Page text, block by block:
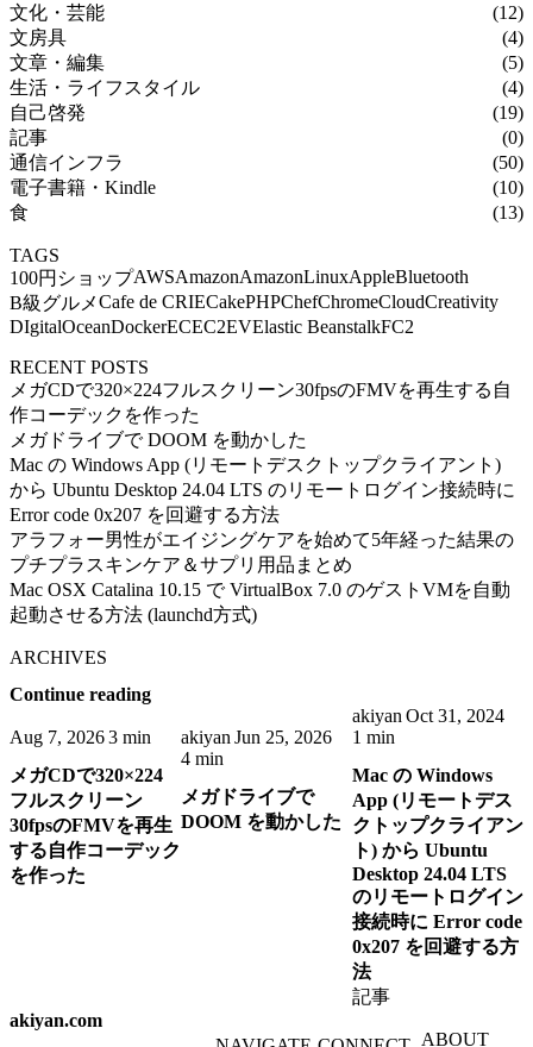
文化・芸能
(12)
文房具
(4)
文章・編集
(5)
生活・ライフスタイル
(4)
自己啓発
(19)
記事
(0)
通信インフラ
(50)
電子書籍・Kindle
(10)
食
(13)
TAGS
100円ショップAWSAmazonAmazonLinuxAppleBluetooth
B級グルメCafe de CRIECakePHPChefChromeCloudCreativity
DIgitalOceanDockerECEC2EVElastic BeanstalkFC2
RECENT POSTS
メガCDで320×224フルスクリーン30fpsのFMVを再生する自
作コーデックを作った
メガドライブで DOOM を動かした
Mac の Windows App (リモートデスクトップクライアント)
から Ubuntu Desktop 24.04 LTS のリモートログイン接続時に
Error code 0x207 を回避する方法
アラフォー男性がエイジングケアを始めて5年経った結果の
プチプラスキンケア＆サプリ用品まとめ
Mac OSX Catalina 10.15 で VirtualBox 7.0 のゲストVMを自動
起動させる方法 (launchd方式)
ARCHIVES
Continue reading
Aug 7, 20263 min
メガCDで320×224
フルスクリーン
30fpsのFMVを再生
する自作コーデック
を作った
akiyan Jun 25, 2026
4 min
メガドライブで
DOOM を動かした
akiyan Oct 31, 2024
1 min
Mac の Windows
App (リモートデス
クトップクライアン
ト) から Ubuntu
Desktop 24.04 LTS
のリモートログイン
接続時に Error code
0x207 を回避する方
法
記事
akiyan.com
ABOUT